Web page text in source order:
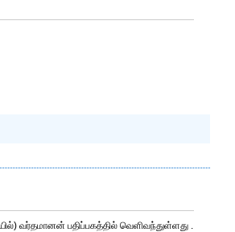
வர்தமானன் பதிப்பகத்தில் வெளிவந்துள்ளது .